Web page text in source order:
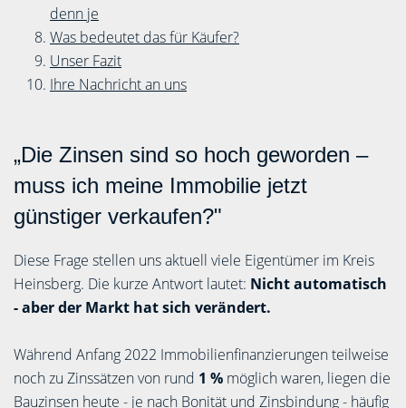
denn je
Was bedeutet das für Käufer?
Unser Fazit
Ihre Nachricht an uns
„Die Zinsen sind so hoch geworden –
muss ich meine Immobilie jetzt
günstiger verkaufen?"
Diese Frage stellen uns aktuell viele Eigentümer im Kreis
Heinsberg. Die kurze Antwort lautet: Nicht automatisch
- aber der Markt hat sich verändert.
Während Anfang 2022 Immobilienfinanzierungen teilweise
noch zu Zinssätzen von rund 1 % möglich waren, liegen die
Bauzinsen heute - je nach Bonität und Zinsbindung - häufig